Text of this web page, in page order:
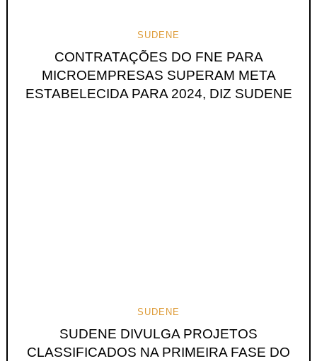
SUDENE
CONTRATAÇÕES DO FNE PARA
MICROEMPRESAS SUPERAM META
ESTABELECIDA PARA 2024, DIZ SUDENE
SUDENE
SUDENE DIVULGA PROJETOS
CLASSIFICADOS NA PRIMEIRA FASE DO